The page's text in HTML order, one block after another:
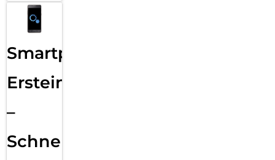
Smartphone
Ersteinrichtung
–
Schnelle